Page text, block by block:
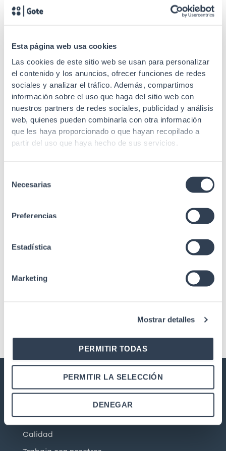
Esta página web usa cookies
Las cookies de este sitio web se usan para personalizar
el contenido y los anuncios, ofrecer funciones de redes
sociales y analizar el tráfico. Además, compartimos
información sobre el uso que haga del sitio web con
nuestros partners de redes sociales, publicidad y análisis
web, quienes pueden combinarla con otra información
que les haya proporcionado o que hayan recopilado a
partir del uso que haya hecho de sus servicios.
Necesarias
Preferencias
Estadística
Marketing
Mostrar detalles
PERMITIR TODAS
PERMITIR LA SELECCIÓN
DENEGAR
para tubos y cubiertas de
hasta 3.2mm
SKU: 34GTLFOLC
Fibra Óptica
Lápiz limpiador automático
para conectores macho de
SKU: 34GTHTC151
Fibra Óptica
Tijeras aramida F.O.
Fibra Óptica
Lápiz limpiador automático
para conectores macho de
GTLAN SOLUCIONES EN
TELECOMUNICACIONES
Nuestra historia
Calidad